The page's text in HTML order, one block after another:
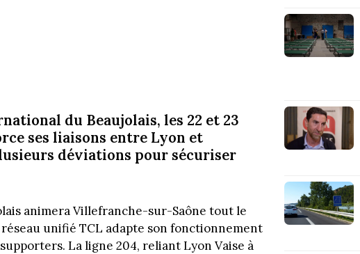
du Beaujolais, les 22 et 23
ses liaisons entre Lyon et
déviations pour sécuriser
animera Villefranche-sur-Saône tout le
unifié TCL adapte son fonctionnement
La ligne 204, reliant Lyon Vaise à